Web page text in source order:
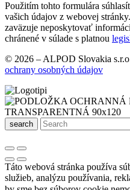
Použitím tohto formulára
vašich údajov z webovej
zaväzuje neposkytovať
chránené v súlade s platnou
© 2026 – ALPOD Slovakia
ochrany osobných údajov
search
Táto webová stránka používa
služieb, analýzu používania,